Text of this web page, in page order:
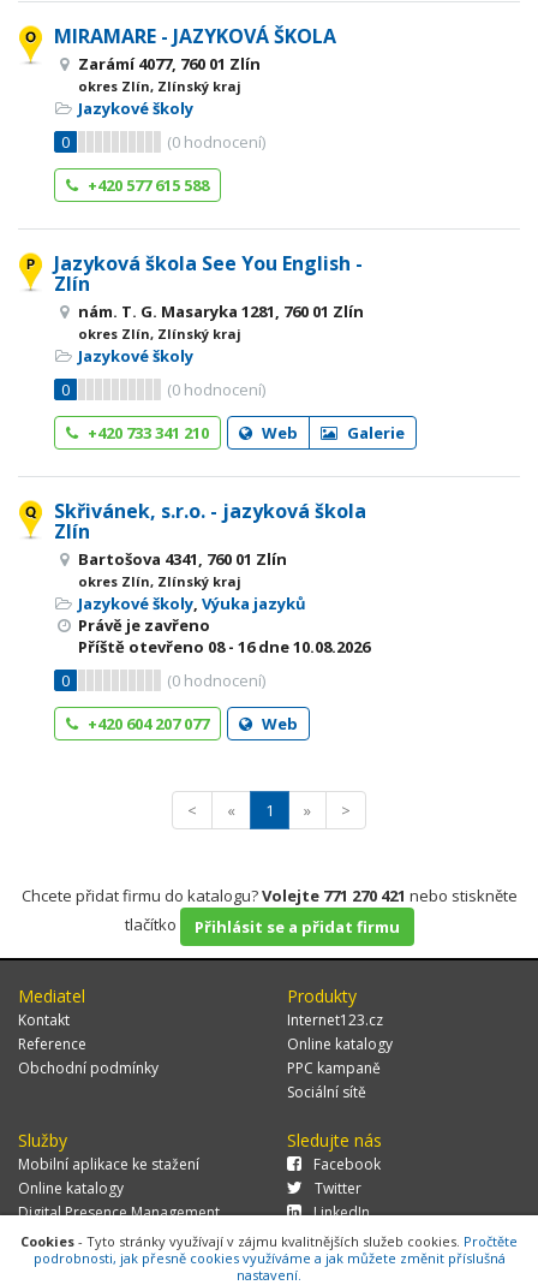
MIRAMARE - JAZYKOVÁ ŠKOLA
Zarámí 4077, 760 01 Zlín
okres Zlín, Zlínský kraj
Jazykové školy
0
(0 hodnocení)
+420 577 615 588
Jazyková škola See You English -
Zlín
nám. T. G. Masaryka 1281, 760 01 Zlín
okres Zlín, Zlínský kraj
Jazykové školy
0
(0 hodnocení)
+420 733 341 210
Web Galerie
Skřivánek, s.r.o. - jazyková škola
Zlín
Bartošova 4341, 760 01 Zlín
okres Zlín, Zlínský kraj
Jazykové školy, Výuka jazyků
Právě je zavřeno
Příště otevřeno 08 - 16dne 10.08.2026
0
(0 hodnocení)
+420 604 207 077
Web
< « 1 » >
Chcete přidat firmu do katalogu?Volejte 771 270 421 nebo stiskněte
tlačítko
Přihlásit se a přidat firmu
Mediatel
Kontakt
Reference
Obchodní podmínky
Produkty
Internet123.cz
Online katalogy
PPC kampaně
Sociální sítě
Služby
Mobilní aplikace ke stažení
Online katalogy
Digital Presence Management
Více zákazníků
Sledujte nás
Facebook
Twitter
LinkedIn
Cookies - Tyto stránky využívají v zájmu kvalitnějších služeb cookies. Pročtěte
podrobnosti, jak přesně cookies využíváme a jak můžete změnit příslušná
nastavení.